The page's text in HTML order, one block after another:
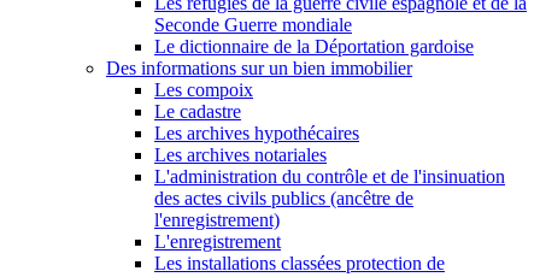
Seconde Guerre mondiale
Le dictionnaire de la Déportation gardoise
Des informations sur un bien immobilier
Les compoix
Le cadastre
Les archives hypothécaires
Les archives notariales
L'administration du contrôle et de l'insinuation
des actes civils publics (ancêtre de
l'enregistrement)
L'enregistrement
Les installations classées protection de